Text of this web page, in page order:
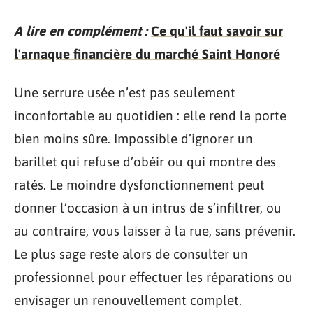
A lire en complément : Ce qu'il faut savoir sur
l'arnaque financière du marché Saint Honoré
Une serrure usée n’est pas seulement
inconfortable au quotidien : elle rend la porte
bien moins sûre. Impossible d’ignorer un
barillet qui refuse d’obéir ou qui montre des
ratés. Le moindre dysfonctionnement peut
donner l’occasion à un intrus de s’infiltrer, ou
au contraire, vous laisser à la rue, sans prévenir.
Le plus sage reste alors de consulter un
professionnel pour effectuer les réparations ou
envisager un renouvellement complet.